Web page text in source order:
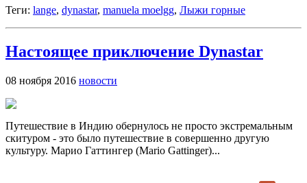
Теги: lange, dynastar, manuela moelgg, Лыжи горные
Настоящее приключение Dynastar
08 ноября 2016 новости
Путешествие в Индию обернулось не просто экстремальным
скитуром - это было путешествие в совершенно другую
культуру. Марио Гаттингер (Mario Gattinger)...